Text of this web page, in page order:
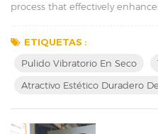
process that effectively
wet vibratory polishing
can achieve a smooth and
methods, and their ...
ETIQUETAS :
Pulido Vibratorio En Seco
Atractivo Estético Duradero